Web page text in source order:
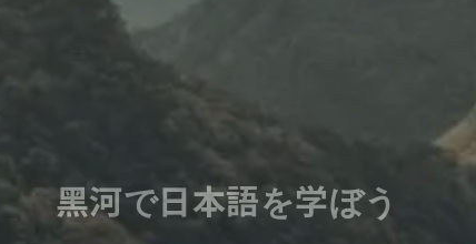
黑河で日本語を学ぼう